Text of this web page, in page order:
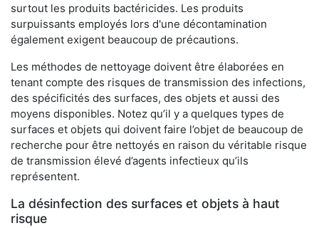
surtout les produits bactéricides. Les produits
surpuissants employés lors d'une décontamination
également exigent beaucoup de précautions.
Les méthodes de nettoyage doivent être élaborées en
tenant compte des risques de transmission des infections,
des spécificités des surfaces, des objets et aussi des
moyens disponibles. Notez qu’il y a quelques types de
surfaces et objets qui doivent faire l’objet de beaucoup de
recherche pour être nettoyés en raison du véritable risque
de transmission élevé d’agents infectieux qu’ils
représentent.
La désinfection des surfaces et objets à haut
risque